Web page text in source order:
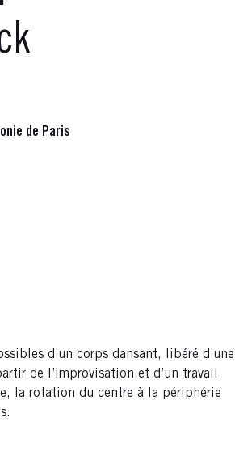
de Paris
d’un corps dansant, libéré d’une
de l’improvisation et d’un travail
la rotation du centre à la périphérie